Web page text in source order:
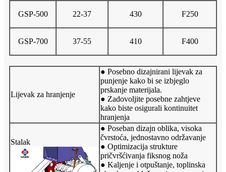
GSP-500 22-37 430 F250
GSP-700 37-55 410 F400
Lijevak za hranjenje
● Posebno dizajnirani lijevak za
punjenje kako bi se izbjeglo
prskanje materijala.
● Zadovoljite posebne zahtjeve
kako biste osigurali kontinuitet
hranjenja
Stalak
● Poseban dizajn oblika, visoka
čvrstoća, jednostavno održavanje
● Optimizacija strukture
pričvršćivanja fiksnog noža
● Kaljenje i otpuštanje, toplinska